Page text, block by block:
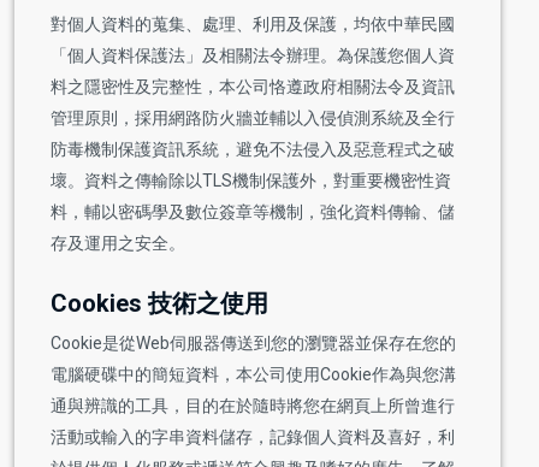
對個人資料的蒐集、處理、利用及保護，均依中華民國
「個人資料保護法」及相關法令辦理。為保護您個人資
料之隱密性及完整性，本公司恪遵政府相關法令及資訊
管理原則，採用網路防火牆並輔以入侵偵測系統及全行
防毒機制保護資訊系統，避免不法侵入及惡意程式之破
壞。資料之傳輸除以TLS機制保護外，對重要機密性資
料，輔以密碼學及數位簽章等機制，強化資料傳輸、儲
存及運用之安全。
Cookies 技術之使用
Cookie是從Web伺服器傳送到您的瀏覽器並保存在您的
電腦硬碟中的簡短資料，本公司使用Cookie作為與您溝
通與辨識的工具，目的在於隨時將您在網頁上所曾進行
活動或輸入的字串資料儲存，記錄個人資料及喜好，利